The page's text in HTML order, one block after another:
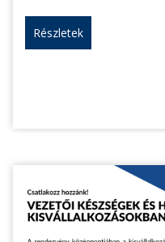
Részletek